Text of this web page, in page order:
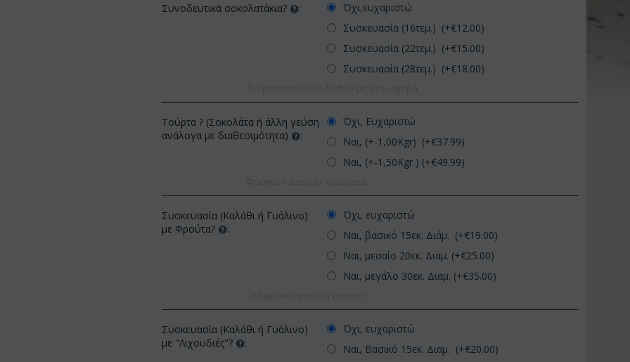
(21) τριαντάφυλλα 60-70 εκ.
(διάφορα χρώμ...
ΚΩΔΙΚΟΣ:
Ορχιδέα φαλαίνοψις σε
γυάλινο βάζο
Συνοδευτικά σοκολατάκια? :
Όχι,ευχαριστώ
Συσκευασία (16τεμ.) (+€12.00)
Συσκευασία (22τεμ.) (+€15.00)
Συσκευασία (28τεμ.) (+€18.00)
Τούρτα ? (Σοκολάτα ή άλλη γεύση
ανάλογα με διαθεσιμότητα)
:
Όχι, Ευχαριστώ
Ναι, (+-1,00Kgr) (+€37.99)
Ναι, (+-1,50Kgr ) (+€49.99)
Συσκευασία (Καλάθι ή Γυάλινο)
με Φρούτα?
:
Όχι, ευχαριστώ
Ναι, βασικό 15εκ. Διάμ. (+€19.00)
Ναι, μεσαίο 20εκ. Διαμ. (+€25.00)
Ναι, μεγάλο 30εκ. Διαμ. (+€35.00)
Συσκευασία (Καλάθι ή Γυάλινο)
με "Λιχουδιές"?
:
Όχι, ευχαριστώ
Ναι, Βασικό 15εκ. Διαμ. (+€20.00)